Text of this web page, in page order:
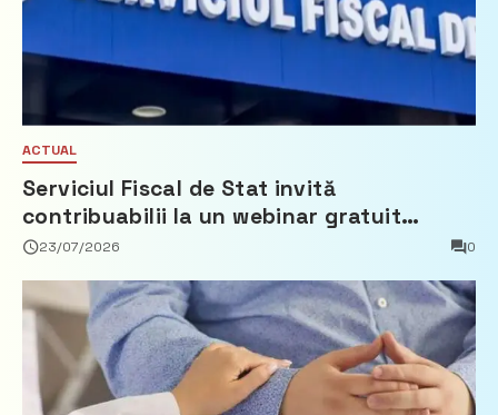
ACTUAL
Serviciul Fiscal de Stat invită
contribuabilii la un webinar gratuit
privind calculul impozitului pe bunurile
23/07/2026 0